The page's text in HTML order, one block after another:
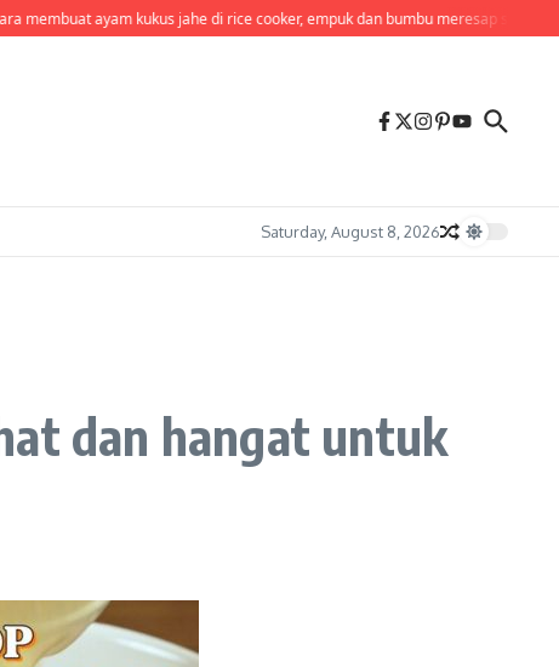
kukus jahe di rice cooker, empuk dan bumbu meresap sempurna tanpa
Saturday, August 8, 2026
dan hangat untuk